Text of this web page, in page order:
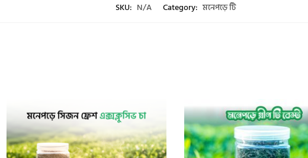
SKU: N/A Category: মনেপড়ে টি